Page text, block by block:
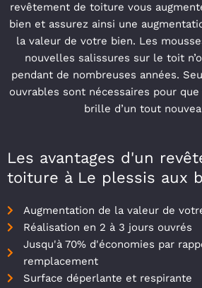
revêtement de toiture vous
bien et assurez ainsi une
la valeur de votre bien. Les
nouvelles salissures sur le toit
pendant de nombreuses années.
ouvrables sont nécessaires pour
brille d’un tout
Les avantages d'un
toiture à Le plessis aux
Augmentation de la valeur de
Réalisation en 2 à 3 jours ouvrés
Jusqu'à 70% d'économies par
remplacement
Surface déperlante et respirante